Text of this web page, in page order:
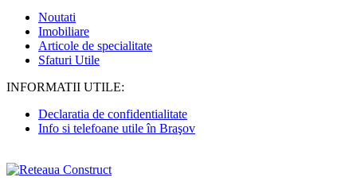
Noutati
Imobiliare
Articole de specialitate
Sfaturi Utile
INFORMATII UTILE:
Declaratia de confidentialitate
Info si telefoane utile în Braşov